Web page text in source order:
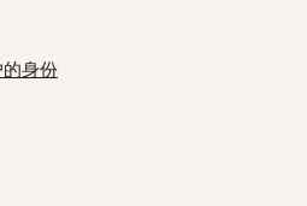
身份